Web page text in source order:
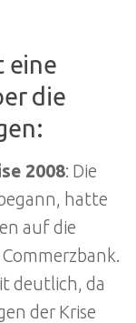
eine
die
2008: Die
hatte
auf die
deutlich, da
der Krise